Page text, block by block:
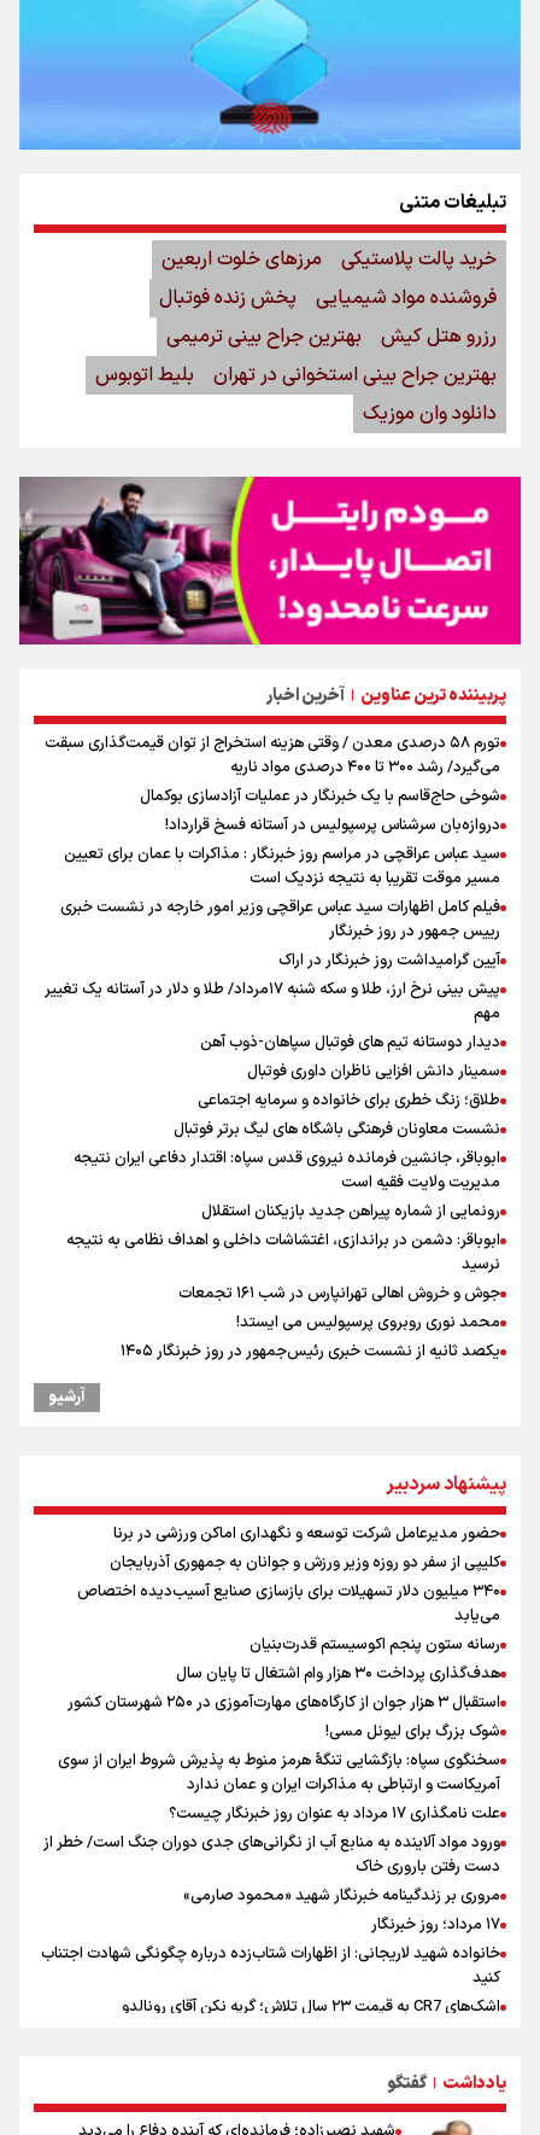
پربیننده ترین عناوین | آخرین اخبار
تورم ۵۸ درصدی معدن / وقتی هزینه استخراج از توان قیمت‌گذاری سبقت
می‌گیرد/ رشد ۳۰۰ تا ۴۰۰ درصدی مواد ناریه
شوخی حاج‌قاسم با یک خبرنگار در عملیات آزادسازی بوکمال
دروازه‌بان سرشناس پرسپولیس در آستانه فسخ قرارداد!
سید عباس عراقچی در مراسم روز خبرنگار : مذاکرات با عمان برای تعیین
مسیر موقت تقریبا به نتیجه نزدیک است
فیلم کامل اظهارات سید عباس عراقچی وزیر امور خارجه در نشست خبری
رییس جمهور در روز خبرنگار
آیین گرامیداشت روز خبرنگار در اراک
پیش بینی نرخ ارز، طلا و سکه شنبه ۱۷مرداد/ طلا و دلار در آستانه یک تغییر
مهم
دیدار دوستانه تیم های فوتبال سپاهان-ذوب آهن
سمینار دانش افزایی ناظران داوری فوتبال
طلاق؛ زنگ خطری برای خانواده و سرمایه اجتماعی
نشست معاونان فرهنگی باشگاه های لیگ برتر فوتبال
ابوباقر، جانشین فرمانده نیروی قدس سپاه: اقتدار دفاعی ایران نتیجه
مدیریت ولایت فقیه است
رونمایی از شماره پیراهن جدید بازیکنان استقلال
ابوباقر: دشمن در براندازی، اغتشاشات داخلی و اهداف نظامی به نتیجه
نرسید
جوش و خروش اهالی تهرانپارس در شب ۱۶۱ تجمعات
محمد نوری روبروی پرسپولیس می ایستد!
یکصد ثانیه از نشست خبری رئیس‌جمهور در روز خبرنگار ۱۴۰۵
رهبر شهید انقلاب: آمریکایی‌ها صدها هزار نفر را با بمب اتم کشتند بدون
ملی از گروهش صعود کند + فیلم
مراسم گرامیداشت روز خبرنگار
ونس: در حال کار بر روی ایجاد یک سیستم ناوبری امن هستیم
علی‌نژاد در مراسم انجمن ورزشی نویسان در روز خبرنگار : رسانه‌های خبری
در سال گذشته تا به امروز اتفاقات بزرگی را رقم زدند
سیدمناف هاشمی در مراسم انجمن ورزشی نویسان : قدردان زحمات اهالی
رسانه به ویژه ورزشی نویسان هستیم
سخنگوی سپاه: بازگشایی تنگۀ هرمز منوط به پذیرش شروط ایران از سوی
آمریکاست و ارتباطی به مذاکرات ایران و عمان ندارد
آرشیو
پیشنهاد سردبیر
حضور مدیرعامل شرکت توسعه و نگهداری اماکن ورزشی در برنا
کلیپی از سفر دو روزه وزیر ورزش و جوانان به جمهوری آذربایجان
۳۴۰ میلیون دلار تسهیلات برای بازسازی صنایع آسیب‌دیده اختصاص
می‌یابد
رسانه ستون پنجم اکوسیستم قدرت‌بنیان
هدف‌گذاری پرداخت ۳۰ هزار وام اشتغال تا پایان سال
استقبال ۳ هزار جوان از کارگاه‌های مهارت‌آموزی در ۲۵۰ شهرستان کشور
شوک بزرگ برای لیونل مسی!
سخنگوی سپاه: بازگشایی تنگۀ هرمز منوط به پذیرش شروط ایران از سوی
آمریکاست و ارتباطی به مذاکرات ایران و عمان ندارد
علت نامگذاری ۱۷ مرداد به عنوان روز خبرنگار چیست؟
ورود مواد آلاینده به منابع آب از نگرانی‌های جدی دوران جنگ است/ خطر از
دست رفتن باروری خاک
مروری بر زندگینامه خبرنگار شهید «محمود صارمی»
۱۷ مرداد؛ روز خبرنگار
خانواده شهید لاریجانی: از اظهارات شتاب‌زده درباره چگونگی شهادت اجتناب
کنید
اشک‌های CR7 به قیمت ۲۳ سال تلاش؛ گریه نکن آقای رونالدو
تلاش مدام برای زنده نگه داشتن هنر ایرانی
نصرتی: پاسخ بیرانوند سنخیتی با صحبت‌های علی دایی نداشت/
یادداشت | گفتگو
تبلیغات متنی
خرید پالت پلاستیکی
مرزهای خلوت اربعین
فروشنده مواد شیمیایی
پخش زنده فوتبال
رزرو هتل کیش
بهترین جراح بینی ترمیمی
بهترین جراح بینی استخوانی در تهران
بلیط اتوبوس
دانلود وان موزیک